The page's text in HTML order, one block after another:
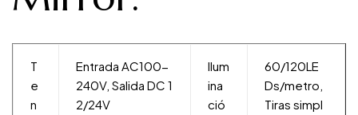
T
e
n
Entrada AC100-
240V, Salida DC 1
2/24V
Ilum
ina
ció
60/120LE
Ds/metro,
Tiras simpl